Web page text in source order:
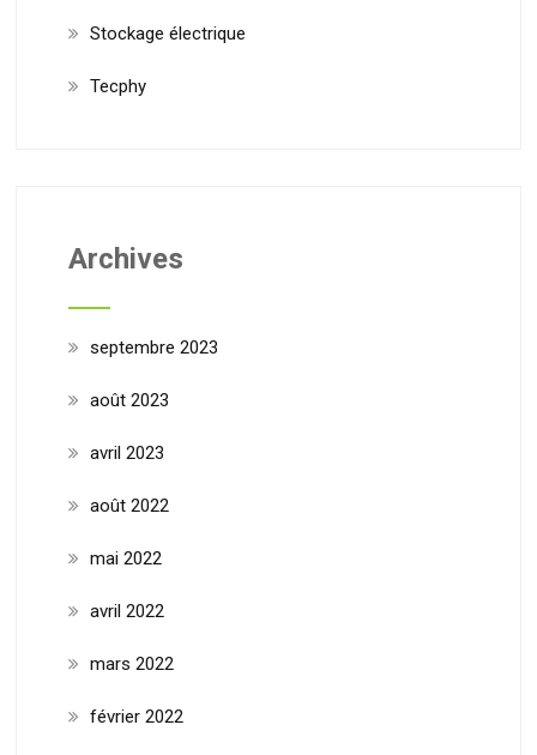
Stockage électrique
Tecphy
Archives
septembre 2023
août 2023
avril 2023
août 2022
mai 2022
avril 2022
mars 2022
février 2022